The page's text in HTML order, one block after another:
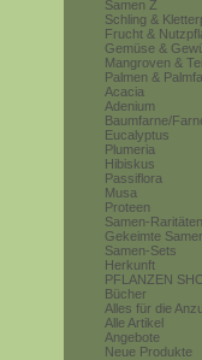
Samen Z
Schling &
Frucht &
Gemüse &
Mangroven &
Palmen &
Acacia
Adenium
Baumfarne/
Eucalyptus
Plumeria
Hibiskus
Passiflora
Musa
Proteen
Samen-Raritäten
Gekeimte
Samen-Sets
Herkunft
PFLANZEN
Bücher
Alles für die
Alle Artikel
Angebote
Neue Produkte